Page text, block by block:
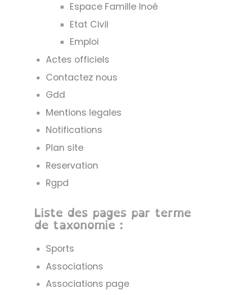
Espace Famille Inoé
Etat Civil
Emploi
Actes officiels
Contactez nous
Gdd
Mentions legales
Notifications
Plan site
Reservation
Rgpd
Liste des pages par terme
de taxonomie :
Sports
Associations
Associations page